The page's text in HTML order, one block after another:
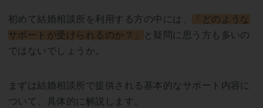
初めて結婚相談所を利用する方の中には、
「どのような
サポートが受けられるのか？」
と疑問に思う方も多いの
ではないでしょうか。
まずは結婚相談所で提供される基本的なサポート内容に
ついて、具体的に解説します。